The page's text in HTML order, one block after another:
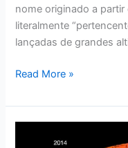
nome originado a
literalmente
lançadas de grandes
Read More »